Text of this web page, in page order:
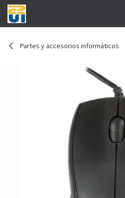
Ir al contenido
Partes y accesorios informáticos